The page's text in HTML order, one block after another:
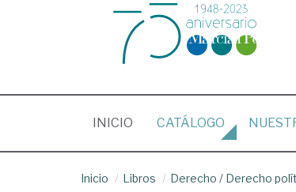
INICIO (CURRENT)
CATÁLOGO
Inicio Libros Derecho / Derecho